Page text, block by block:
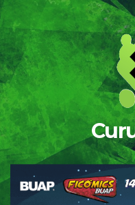
Saltar
al
contenido